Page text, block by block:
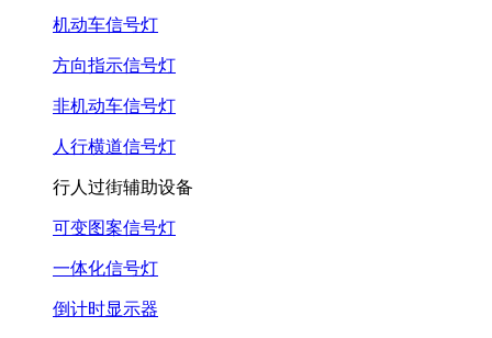
机动车信号灯
方向指示信号灯
非机动车信号灯
人行横道信号灯
行人过街辅助设备
可变图案信号灯
一体化信号灯
倒计时显示器